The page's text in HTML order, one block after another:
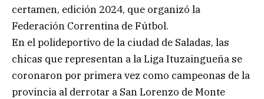
certamen, edición 2024, que organizó la
Federación Correntina de Fútbol.
En el polideportivo de la ciudad de Saladas, las
chicas que representan a la Liga Ituzaingueña se
coronaron por primera vez como campeonas de la
provincia al derrotar a San Lorenzo de Monte